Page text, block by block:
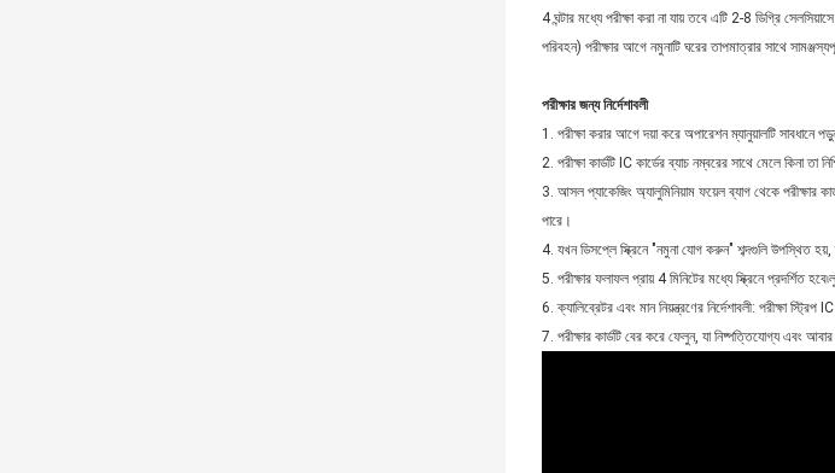
4 ঘন্টার মধ্যে পরীক্ষা করা না যায় তবে এটি 2-8 ডিগ্রি
পরিবহন) পরীক্ষার আগে নমুনাটি ঘরের তাপমাত্রার সাথে
পরীক্ষার জন্য নির্দেশাবলী
1. পরীক্ষা করার আগে দয়া করে অপারেশন ম্যানুয়ালটি সাবধানে
2. পরীক্ষা কার্ডটি IC কার্ডের ব্যাচ নম্বরের সাথে মেলে কিনা তা
3. আসল প্যাকেজিং অ্যালুমিনিয়াম ফয়েল ব্যাগ থেকে পরীক্ষার
পারে।
4. যখন ডিসপ্লে স্ক্রিনে "নমুনা যোগ করুন" শব্দগুলি উপস্থিত
5. পরীক্ষার ফলাফল প্রায় 4 মিনিটের মধ্যে স্ক্রিনে প্রদর্শিত
6. ক্যালিব্রেটর এবং মান নিয়ন্ত্রণের নির্দেশাবলী: পরীক্ষা
7. পরীক্ষার কার্ডটি বের করে ফেলুন, যা নিষ্পত্তিযোগ্য এবং আবার